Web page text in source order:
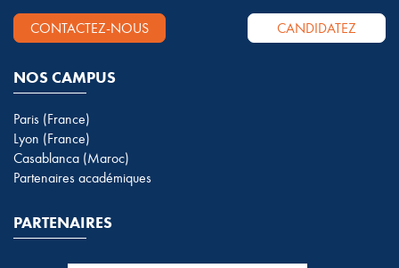
CONTACTEZ-NOUS CANDIDATEZ
NOS CAMPUS
Paris (France)
Lyon (France)
Casablanca (Maroc)
Partenaires académiques
PARTENAIRES